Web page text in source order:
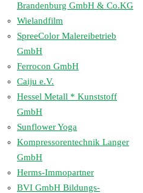
Brandenburg GmbH & Co.KG
Wielandfilm
SpreeColor Malereibetrieb
GmbH
Ferrocon GmbH
Caiju e.V.
Hessel Metall * Kunststoff
GmbH
Sunflower Yoga
Kompressorentechnik Langer
GmbH
Herms-Immopartner
BVI GmbH Bildungs-